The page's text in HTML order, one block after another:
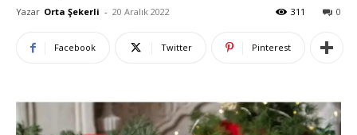
Yazar Orta Şekerli - 20 Aralık 2022 0
311
Facebook Twitter Pinterest